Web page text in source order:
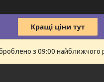
з 09:00 найближчого